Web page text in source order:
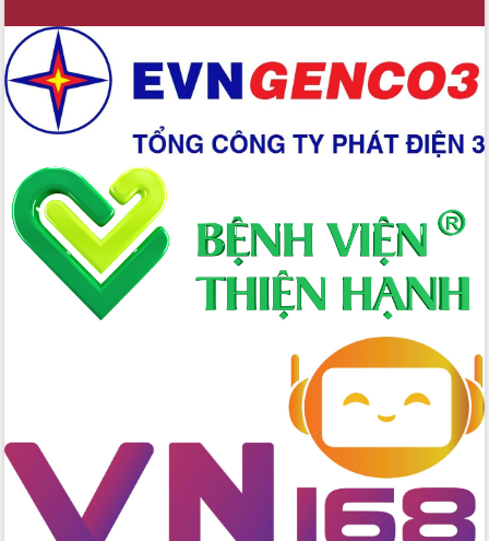
tâm Phục vụ hành chính công xã Ea
Phê
Xây dựng nền hành chính số đồng
hành cùng nông dân dân, doanh nghiệp
Giai đoạn 2026-2030, Đắk Lắk phấn
đấu có 77% xã đạt chuẩn nông thôn
mới
Chuyển đổi số 'mở đường' cho nông
nghiệp Đắk Lắk tăng trưởng bứt phá
Triển khai đồng bộ đo đạc, lập hồ sơ
địa chính, hoàn thiện cơ sở dữ liệu đất
Ứng dụng sinh trắc học - Bước tiến
Đắk Lắk đẩy mạnh nuôi biển công
nghệ, hướng tới phát triển thủy sản
bền vững
Tập huấn nâng cao năng lực triển khai
chuyển đổi số cho cán bộ, công chức